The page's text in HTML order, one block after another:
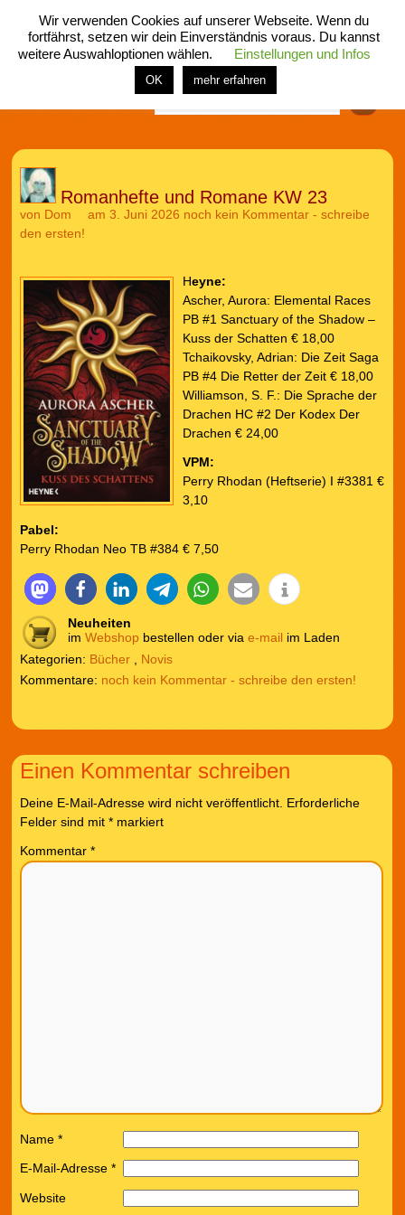
menü
home rubrik buch comic spiel fotos shop
Romanhefte und Romane KW 23
von Dom am 3. Juni 2026 noch kein Kommentar - schreibe
den ersten!
Heyne:
Ascher, Aurora: Elemental Races
PB #1 Sanctuary of the Shadow –
Kuss der Schatten € 18,00
Tchaikovsky, Adrian: Die Zeit Saga
PB #4 Die Retter der Zeit € 18,00
Williamson, S. F.: Die Sprache der
Drachen HC #2 Der Kodex Der
Drachen € 24,00
VPM:
Perry Rhodan (Heftserie) I #3381 €
3,10
Pabel:
Perry Rhodan Neo TB #384 € 7,50
Neuheiten
im Webshop bestellen oder via e-mail im Laden
Kategorien: Bücher, Novis
noch kein Kommentar - schreibe den ersten!
Einen Kommentar schreiben
Deine E-Mail-Adresse wird nicht veröffentlicht. Erforderliche
Felder sind mit *markiert
Kommentar *
Name *
E-Mail-Adresse *
Website
Wir verwenden Cookies auf unserer Webseite. Wenn du
fortfährst, setzen wir dein Einverständnis voraus. Du kannst
weitere Auswahloptionen wählen.
Einstellungen und Infos
OK mehr erfahren